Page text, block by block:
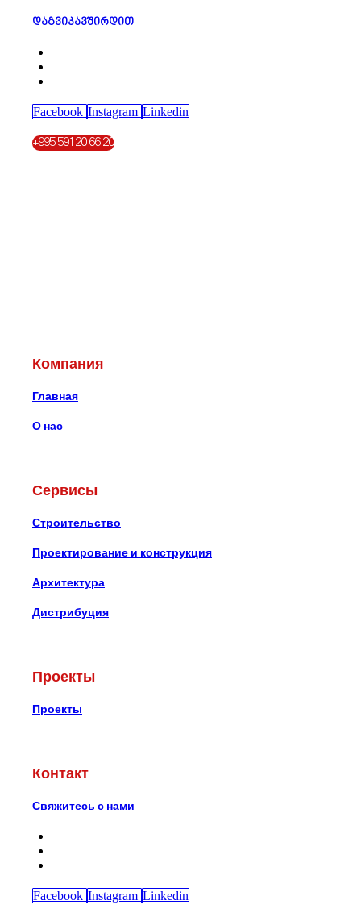
დაგვიკავშირდით
Facebook Instagram Linkedin
+995 591 20 66 20
Компания
Главная
О нас
Сервисы
Строительство
Проектирование и конструкция
Архитектура
Дистрибуция
Проекты
Проекты
Контакт
Свяжитесь с нами
Facebook Instagram Linkedin